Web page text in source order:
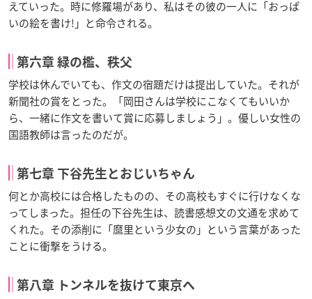
えていった。時に修羅場があり、私はその彼の一人に「おっぱ
いの絵を書け!」と命令される。
第六章 緑の檻、秩父
学校は休んでいても、作文の宿題だけは提出していた。それが
新聞社の賞をとった。「岡田さんは学校にこなくてもいいか
ら、一緒に作文を書いて賞に応募しましょう」。優しい女性の
国語教師は言ったのだが。
第七章 下谷先生とおじいちゃん
何とか高校には合格したものの、その高校もすぐに行けなくな
ってしまった。担任の下谷先生は、読書感想文の文通を求めて
くれた。その添削に「麿里という少女の」という言葉があった
ことに衝撃をうける。
第八章 トンネルを抜けて東京へ